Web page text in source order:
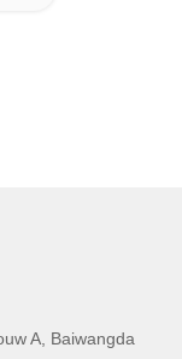
A, Baiwangda